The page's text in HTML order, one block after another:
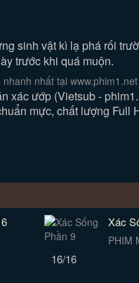
sinh vật kì lạ phá rối
trước khi quá muộn.
nhất tại www.phim1.net
xác ướp (Vietsub -
mực, chất lượng Full
Xác
PHIM
16/16